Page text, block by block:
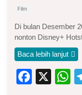
Film
Di bulan Desember
nonton Disney+
Baca lebih lanjut
F
X